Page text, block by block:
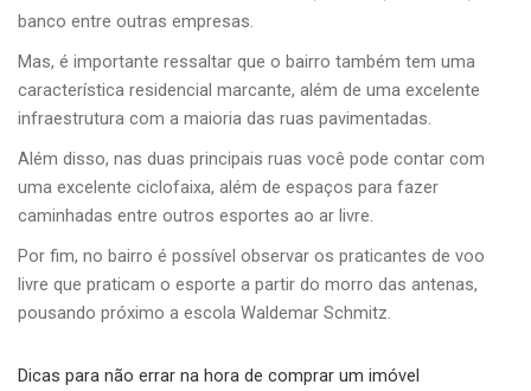
banco entre outras empresas.
Mas, é importante ressaltar que o bairro também tem uma
característica residencial marcante, além de uma excelente
infraestrutura com a maioria das ruas pavimentadas.
Além disso, nas duas principais ruas você pode contar com
uma excelente ciclofaixa, além de espaços para fazer
caminhadas entre outros esportes ao ar livre.
Por fim, no bairro é possível observar os praticantes de voo
livre que praticam o esporte a partir do morro das antenas,
pousando próximo a escola Waldemar Schmitz.
Dicas para não errar na hora de comprar um imóvel